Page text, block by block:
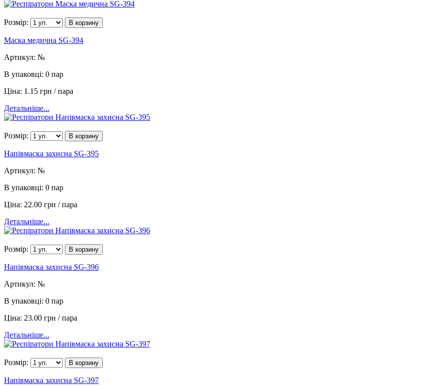
Розмір: В корзину
Маска медична SG-394
Артикул: №
В упаковці: 0 пар
Ціна: 1.15 грн / пара
Детальніше...
Розмір: В корзину
Напівмаска захисна SG-395
Артикул: №
В упаковці: 0 пар
Ціна: 22.00 грн / пара
Детальніше...
Розмір: В корзину
Напівмаска захисна SG-396
Артикул: №
В упаковці: 0 пар
Ціна: 23.00 грн / пара
Детальніше...
Розмір: В корзину
Напівмаска захисна SG-397